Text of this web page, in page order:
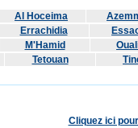
Al Hoceima
Errachidia
M'Hamid
Tetouan
Cliquez ici